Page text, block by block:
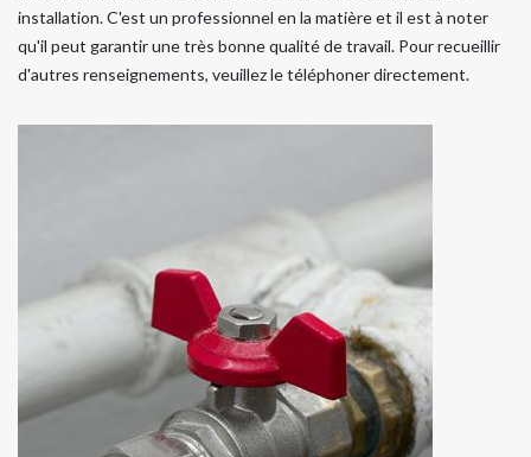
installation. C'est un professionnel en la matière et il est à noter
qu'il peut garantir une très bonne qualité de travail. Pour recueillir
d'autres renseignements, veuillez le téléphoner directement.